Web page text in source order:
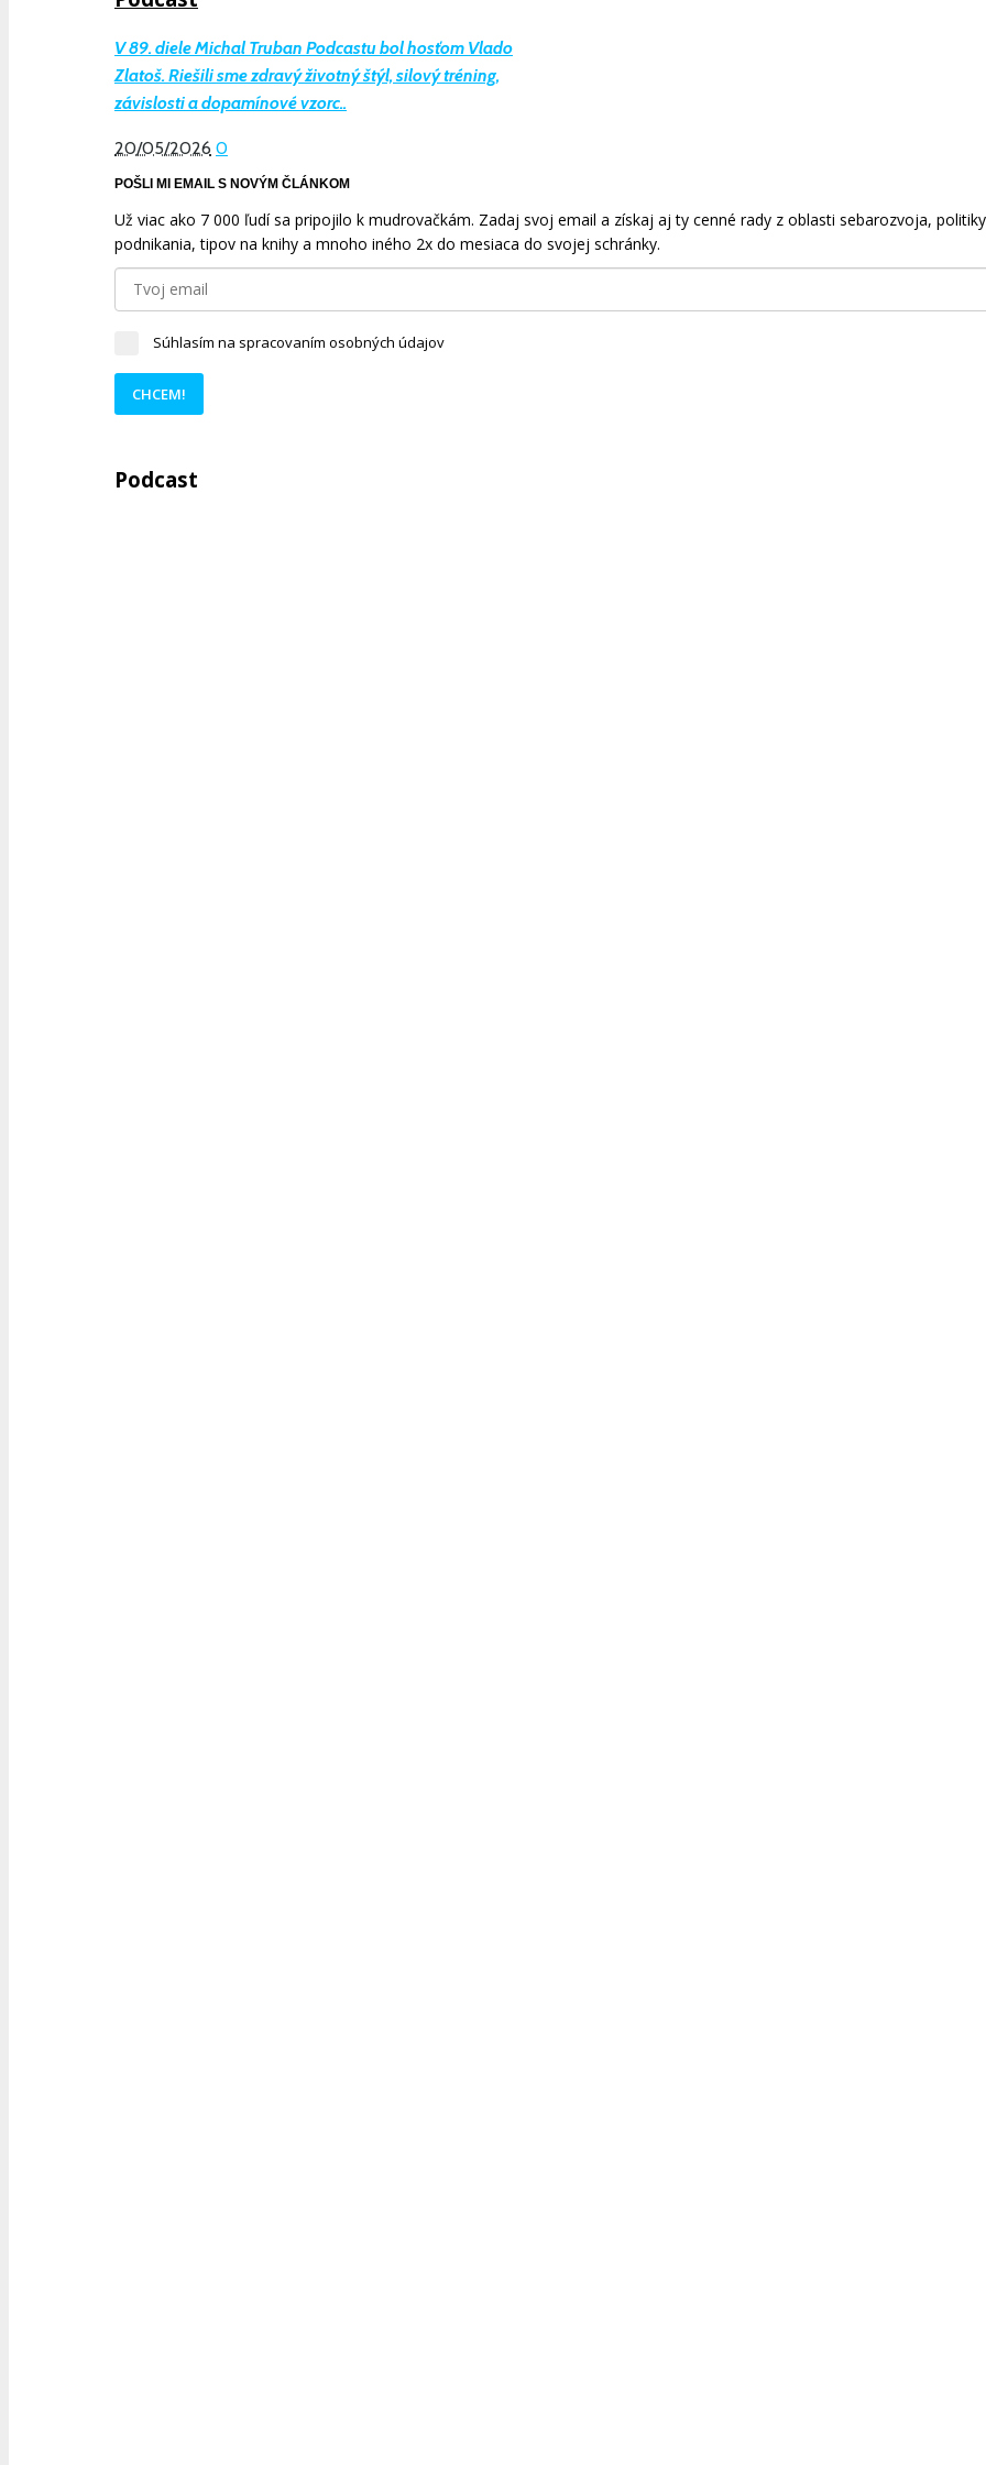
V 89. diele Michal Truban Podcastu bol hosťom Vlado
Zlatoš. Riešili sme zdravý životný štýl, silový tréning,
závislosti a dopamínové vzorc..
20/05/2026 0
POŠLI MI EMAIL S NOVÝM ČLÁNKOM
Už viac ako 7 000 ľudí sa pripojilo k mudrovačkám. Zadaj svoj email a získaj aj ty cenné rady z oblasti sebarozvoja,
podnikania, tipov na knihy a mnoho iného 2x do mesiaca do svojej schránky.
Súhlasím na spracovaním osobných údajov
CHCEM!
Podcast